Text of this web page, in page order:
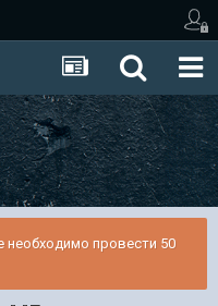
необходимо провести 50